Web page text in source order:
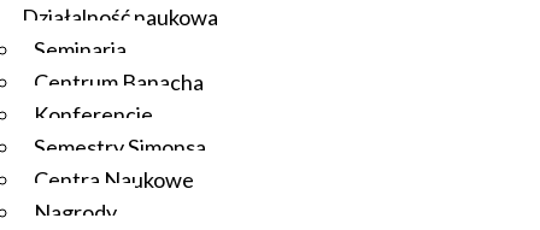
Działalność naukowa
Seminaria
Centrum Banacha
Konferencje
Semestry Simonsa
Centra Naukowe
Nagrody